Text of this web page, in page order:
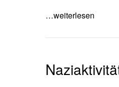
…weiterlesen